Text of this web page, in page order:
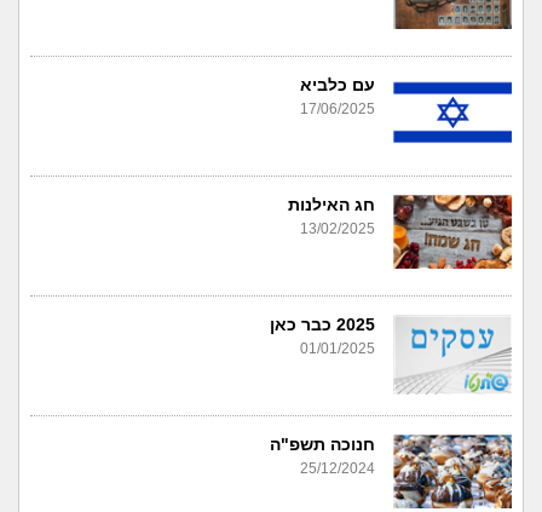
עם כלביא
17/06/2025
חג האילנות
13/02/2025
2025 כבר כאן
01/01/2025
חנוכה תשפ"ה
25/12/2024